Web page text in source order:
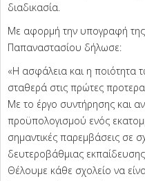
διαδικασία.
Με αφορμή την υπογραφή
Παπαναστασίου δήλωσε:
«Η ασφάλεια και η ποιότητα
σταθερά στις πρώτες
Με το έργο συντήρησης και
προϋπολογισμού ενός
σημαντικές παρεμβάσεις σε
δευτεροβάθμιας
Θέλουμε κάθε σχολείο να